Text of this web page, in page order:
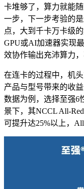
卡堆够了，算力就能
一步，下一步考验的
点，大到千卡万卡级
GPU或AI加速器实现
效协作输出充沛算力
在连卡的过程中，机
产品与型号带来的收
数据为例，选择至强6
景下，其NCCL All-
可提升达25%以上，